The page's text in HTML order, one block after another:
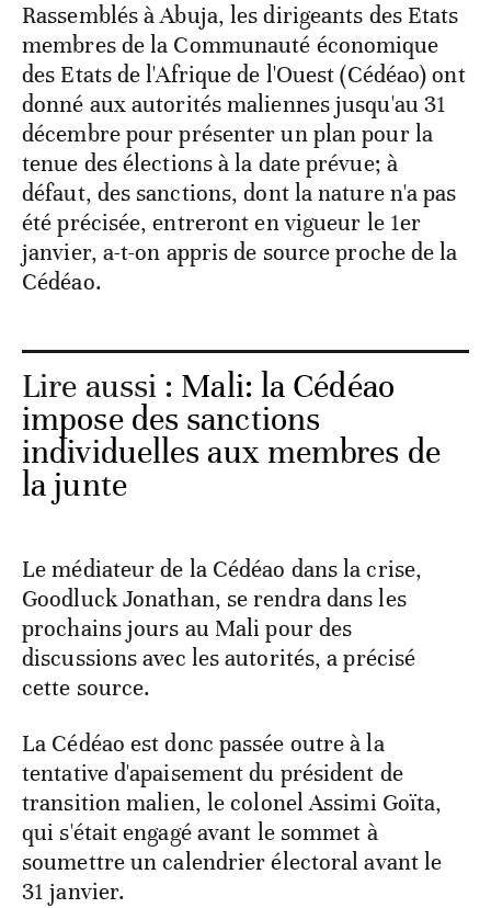
Rassemblés à Abuja, les dirigeants des Etats
membres de la Communauté économique
des Etats de l'Afrique de l'Ouest (Cédéao) ont
donné aux autorités maliennes jusqu'au 31
décembre pour présenter un plan pour la
tenue des élections à la date prévue; à
défaut, des sanctions, dont la nature n'a pas
été précisée, entreront en vigueur le 1er
janvier, a-t-on appris de source proche de la
Cédéao.
Lire aussi : Mali: la Cédéao
impose des sanctions
individuelles aux membres de
la junte
Le médiateur de la Cédéao dans la crise,
Goodluck Jonathan, se rendra dans les
prochains jours au Mali pour des
discussions avec les autorités, a précisé
cette source.
La Cédéao est donc passée outre à la
tentative d'apaisement du président de
transition malien, le colonel Assimi Goïta,
qui s'était engagé avant le sommet à
soumettre un calendrier électoral avant le
31 janvier.